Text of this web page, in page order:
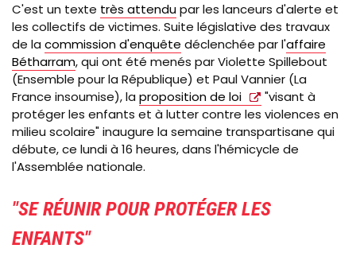
C'est un texte très attendupar les lanceurs d'alerte et
les collectifs de victimes. Suite législative des travaux
de la commission d'enquête déclenchée par l'affaire
Bétharram, qui ont été menés par Violette Spillebout
(Ensemble pour la République) et Paul Vannier (La
France insoumise), la proposition de loi
"visant à
protéger les enfants et à lutter contre les violences en
milieu scolaire" inaugure la semaine transpartisane qui
débute, ce lundi à 16 heures, dans l'hémicycle de
l'Assemblée nationale.
"SE RÉUNIR POUR PROTÉGER LES
ENFANTS"